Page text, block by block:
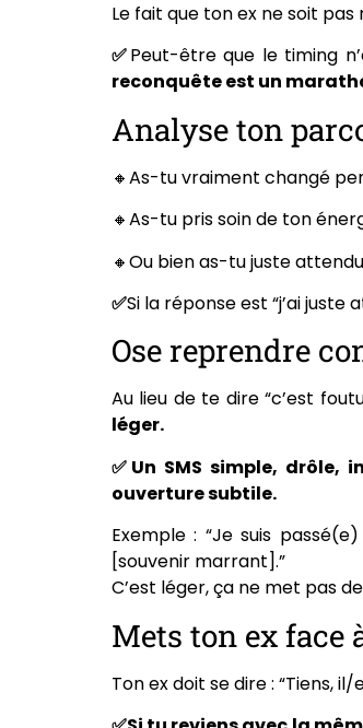
Le fait que ton ex ne soit
✅Peut-être que le timing
reconquête est un
Analyse ton
🔸As-tu vraiment changé
🔸As-tu pris soin de ton
🔸Ou bien as-tu juste
✅Si la réponse est “j’ai juste
Ose reprendre
Au lieu de te dire “c’est
léger.
✅Un SMS simple, drôle,
ouverture subtile.
Exemple : “Je suis
[souvenir marrant].”
C’est léger, ça ne met pas
Mets ton ex face
Ton ex doit se dire : “Tiens,